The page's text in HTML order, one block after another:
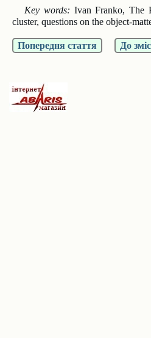
Key words: Ivan Franko, The
cluster, questions on the object-
Попередня стаття До